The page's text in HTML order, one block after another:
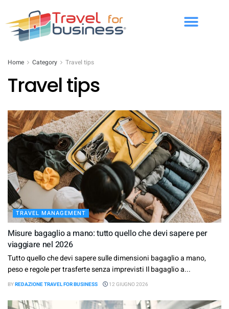
Home Category Travel tips
Travel tips
TRAVEL MANAGEMENT
Misure bagaglio a mano: tutto quello che devi sapere per
viaggiare nel 2026
Tutto quello che devi sapere sulle dimensioni bagaglio a mano,
peso e regole per trasferte senza imprevisti Il bagaglio a...
BYREDAZIONE TRAVEL FOR BUSINESS 12 GIUGNO 2026